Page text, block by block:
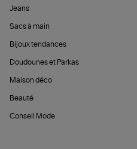
Jeans
Sacs à main
Bijoux tendances
Doudounes et Parkas
Maison déco
Beauté
Conseil Mode